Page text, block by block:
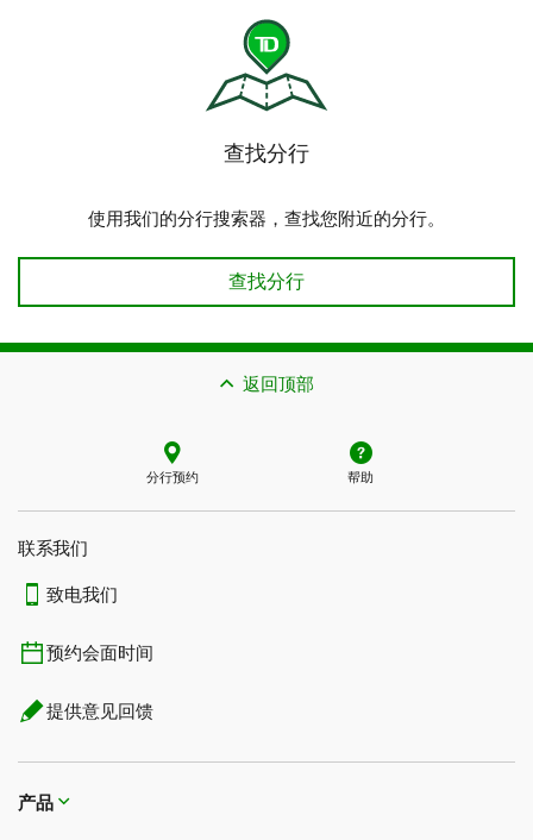
查找分行
使用我们的分行搜索器，查找您附近的分行。
查找分行
返回顶部
分行预约 帮助
联系我们​​​​​​​
致电我们
预约会面时间
提供意见回馈
产品